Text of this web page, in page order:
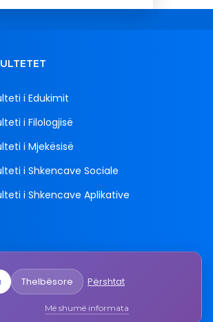
Thelbësore Përshtat
Më shumë informata
i Edukimit
i Filologjisë
i Mjekësisë
i Shkencave Sociale
i Shkencave Aplikative